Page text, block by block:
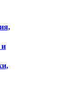
и